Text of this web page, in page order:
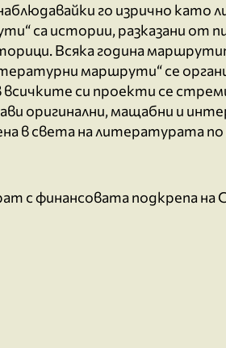
го изрично като
са истории, разказани от
Всяка година
маршрути“ се
си проекти се
оригинални, мащабни и
в света на литературата по
с финансовата подкрепа на